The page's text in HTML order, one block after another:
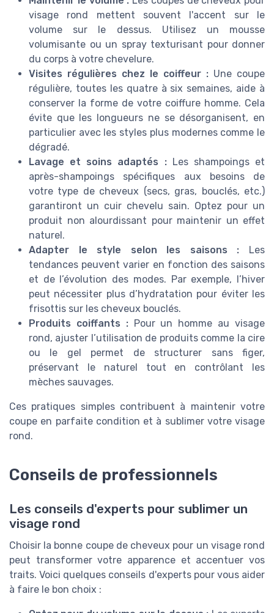
visage rond mettent souvent l'accent sur le
volume sur le dessus. Utilisez un mousse
volumisante ou un spray texturisant pour donner
du corps à votre chevelure.
Visites régulières chez le coiffeur : Une coupe
régulière, toutes les quatre à six semaines, aide à
conserver la forme de votre coiffure homme. Cela
évite que les longueurs ne se désorganisent, en
particulier avec les styles plus modernes comme le
dégradé.
Lavage et soins adaptés :Les shampoings et
après-shampoings spécifiques aux besoins de
votre type de cheveux (secs, gras, bouclés, etc.)
garantiront un cuir chevelu sain. Optez pour un
produit non alourdissant pour maintenir un effet
naturel.
Adapter le style selon les saisons : Les
tendances peuvent varier en fonction des saisons
et de l’évolution des modes. Par exemple, l’hiver
peut nécessiter plus d’hydratation pour éviter les
frisottis sur les cheveux bouclés.
Produits coiffants :Pour un homme au visage
rond, ajuster l’utilisation de produits comme la cire
ou le gel permet de structurer sans figer,
préservant le naturel tout en contrôlant les
mèches sauvages.
Ces pratiques simples contribuent à maintenir votre
coupe en parfaite condition et à sublimer votre visage
rond.
Conseils de professionnels
Les conseils d'experts pour sublimer un
visage rond
Choisir la bonne coupe de cheveux pour un visage rond
peut transformer votre apparence et accentuer vos
traits. Voici quelques conseils d'experts pour vous aider
à faire le bon choix :